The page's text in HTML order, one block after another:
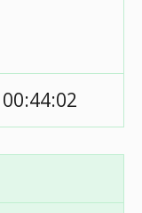
00:44:02